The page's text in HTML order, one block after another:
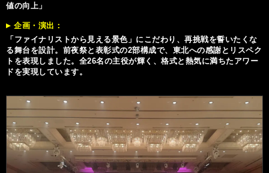
値の向上」
企画・演出
「ファイナリストから見える景色」にこだわり、再挑戦を誓いたくな
る舞台を設計。前夜祭と表彰式の2部構成で、東北への感謝とリスペク
トを表現しました。全26名の主役が輝く、格式と熱気に満ちたアワー
ドを実現しています。